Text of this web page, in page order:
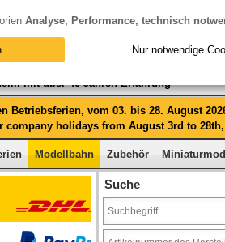
mit über 40 Jahren Erfahrung
Betriebsferien, vom 03. bis 28. August
company holidays from August 3rd to 28th,
Modellbahn Zubehör
Suche
Analyse, Performance, technisch
Nur notwendige